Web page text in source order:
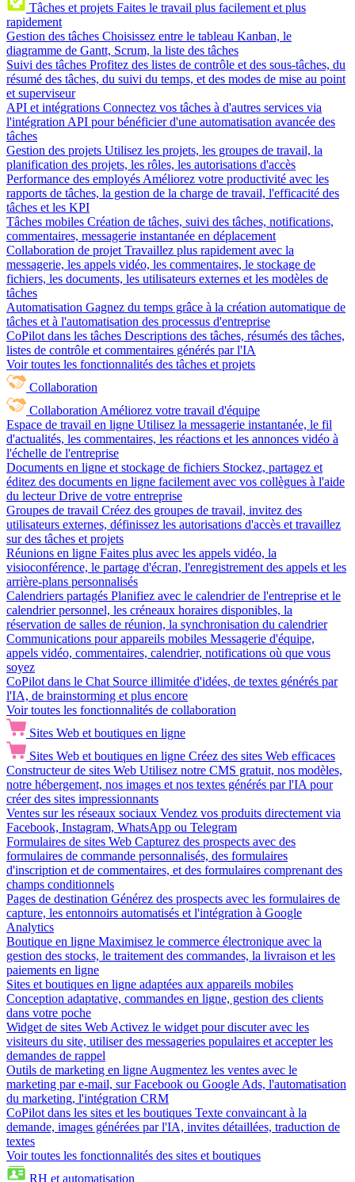
Tâches et projets Faites le travail plus facilement et plus
rapidement
Gestion des tâches Choisissez entre le tableau Kanban, le
diagramme de Gantt, Scrum, la liste des tâches
Suivi des tâches Profitez des listes de contrôle et des sous-tâches, du
résumé des tâches, du suivi du temps, et des modes de mise au point
et superviseur
API et intégrations Connectez vos tâches à d'autres services via
l'intégration API pour bénéficier d'une automatisation avancée des
tâches
Gestion des projets Utilisez les projets, les groupes de travail, la
planification des projets, les rôles, les autorisations d'accès
Performance des employés Améliorez votre productivité avec les
rapports de tâches, la gestion de la charge de travail, l'efficacité des
tâches et les KPI
Tâches mobiles Création de tâches, suivi des tâches, notifications,
commentaires, messagerie instantanée en déplacement
Collaboration de projet Travaillez plus rapidement avec la
messagerie, les appels vidéo, les commentaires, le stockage de
fichiers, les documents, les utilisateurs externes et les modèles de
tâches
Automatisation Gagnez du temps grâce à la création automatique de
tâches et à l'automatisation des processus d'entreprise
CoPilot dans les tâches Descriptions des tâches, résumés des tâches,
listes de contrôle et commentaires générés par l'IA
Voir toutes les fonctionnalités des tâches et projets
Collaboration
Collaboration Améliorez votre travail d'équipe
Espace de travail en ligne Utilisez la messagerie instantanée, le fil
d'actualités, les commentaires, les réactions et les annonces vidéo à
l'échelle de l'entreprise
Documents en ligne et stockage de fichiers Stockez, partagez et
éditez des documents en ligne facilement avec vos collègues à l'aide
du lecteur Drive de votre entreprise
Groupes de travail Créez des groupes de travail, invitez des
utilisateurs externes, définissez les autorisations d'accès et travaillez
sur des tâches et projets
Réunions en ligne Faites plus avec les appels vidéo, la
visioconférence, le partage d'écran, l'enregistrement des appels et les
arrière-plans personnalisés
Calendriers partagés Planifiez avec le calendrier de l'entreprise et le
calendrier personnel, les créneaux horaires disponibles, la
réservation de salles de réunion, la synchronisation du calendrier
Communications pour appareils mobiles Messagerie d'équipe,
appels vidéo, commentaires, calendrier, notifications où que vous
soyez
CoPilot dans le Chat Source illimitée d'idées, de textes générés par
l'IA, de brainstorming et plus encore
Voir toutes les fonctionnalités de collaboration
Sites Web et boutiques en ligne
Sites Web et boutiques en ligne Créez des sites Web efficaces
Constructeur de sites Web Utilisez notre CMS gratuit, nos modèles,
notre hébergement, nos images et nos textes générés par l'IA pour
créer des sites impressionnants
Ventes sur les réseaux sociaux Vendez vos produits directement via
Facebook, Instagram, WhatsApp ou Telegram
Formulaires de sites Web Capturez des prospects avec des
formulaires de commande personnalisés, des formulaires
d'inscription et de commentaires, et des formulaires comprenant des
champs conditionnels
Pages de destination Générez des prospects avec les formulaires de
capture, les entonnoirs automatisés et l'intégration à Google
Analytics
Boutique en ligne Maximisez le commerce électronique avec la
gestion des stocks, le traitement des commandes, la livraison et les
paiements en ligne
Sites et boutiques en ligne adaptées aux appareils mobiles
Conception adaptative, commandes en ligne, gestion des clients
dans votre poche
Widget de sites Web Activez le widget pour discuter avec les
visiteurs du site, utiliser des messageries populaires et accepter les
demandes de rappel
Outils de marketing en ligne Augmentez les ventes avec le
marketing par e-mail, sur Facebook ou Google Ads, l'automatisation
du marketing, l'intégration CRM
CoPilot dans les sites et les boutiques Texte convaincant à la
demande, images générées par l'IA, invites détaillées, traduction de
textes
Voir toutes les fonctionnalités des sites et boutiques
RH et automatisation